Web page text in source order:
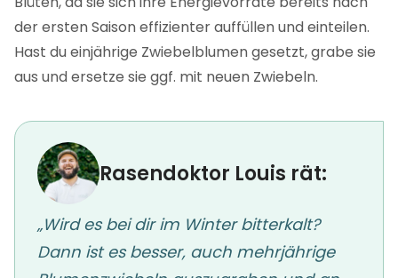
der ersten Saison effizienter auffüllen und einteilen.
Hast du einjährige Zwiebelblumen gesetzt, grabe sie
aus und ersetze sie ggf. mit neuen Zwiebeln.
Rasendoktor Louis rät:
„Wird es bei dir im Winter bitterkalt?
Dann ist es besser, auch mehrjährige